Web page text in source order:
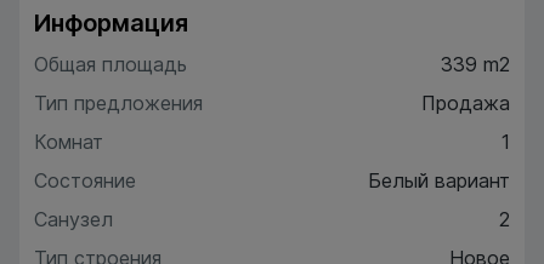
Информация
Общая площадь
339 m2
Тип предложения
Продажа
Комнат
1
Состояние
Белый вариант
Санузел
2
Тип строения
Новое